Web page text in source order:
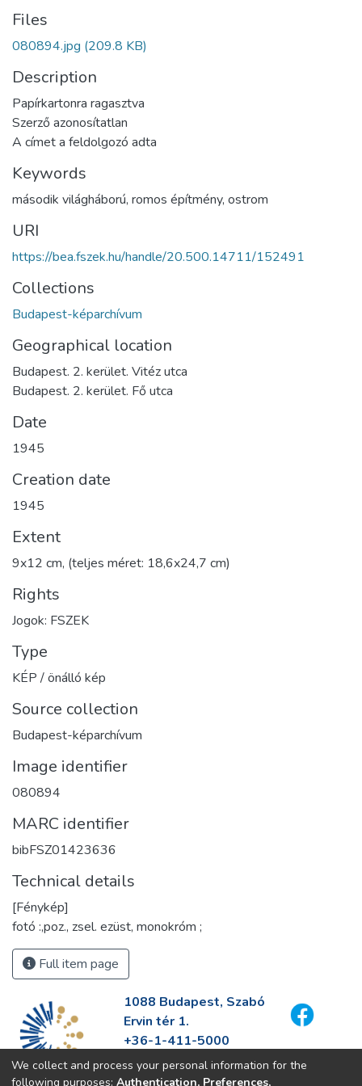
Files
080894.jpg (209.8 KB)
Description
Papírkartonra ragasztva
Szerző azonosítatlan
A címet a feldolgozó adta
Keywords
második világháború, romos építmény, ostrom
URI
https://bea.fszek.hu/handle/20.500.14711/152491
Collections
Budapest-képarchívum
Geographical location
Budapest. 2. kerület. Vitéz utca
Budapest. 2. kerület. Fő utca
Date
1945
Creation date
1945
Extent
9x12 cm, (teljes méret: 18,6x24,7 cm)
Rights
Jogok: FSZEK
Type
KÉP / önálló kép
Source collection
Budapest-képarchívum
Image identifier
080894
MARC identifier
bibFSZ01423636
Technical details
[Fénykép]
fotó :,poz., zsel. ezüst, monokróm ;
Full item page
1088 Budapest, Szabó
Ervin tér 1.
+36-1-411-5000
info@fszek.hu
https://fszek.hu
We collect and process your personal information for the
following purposes: Authentication, Preferences,